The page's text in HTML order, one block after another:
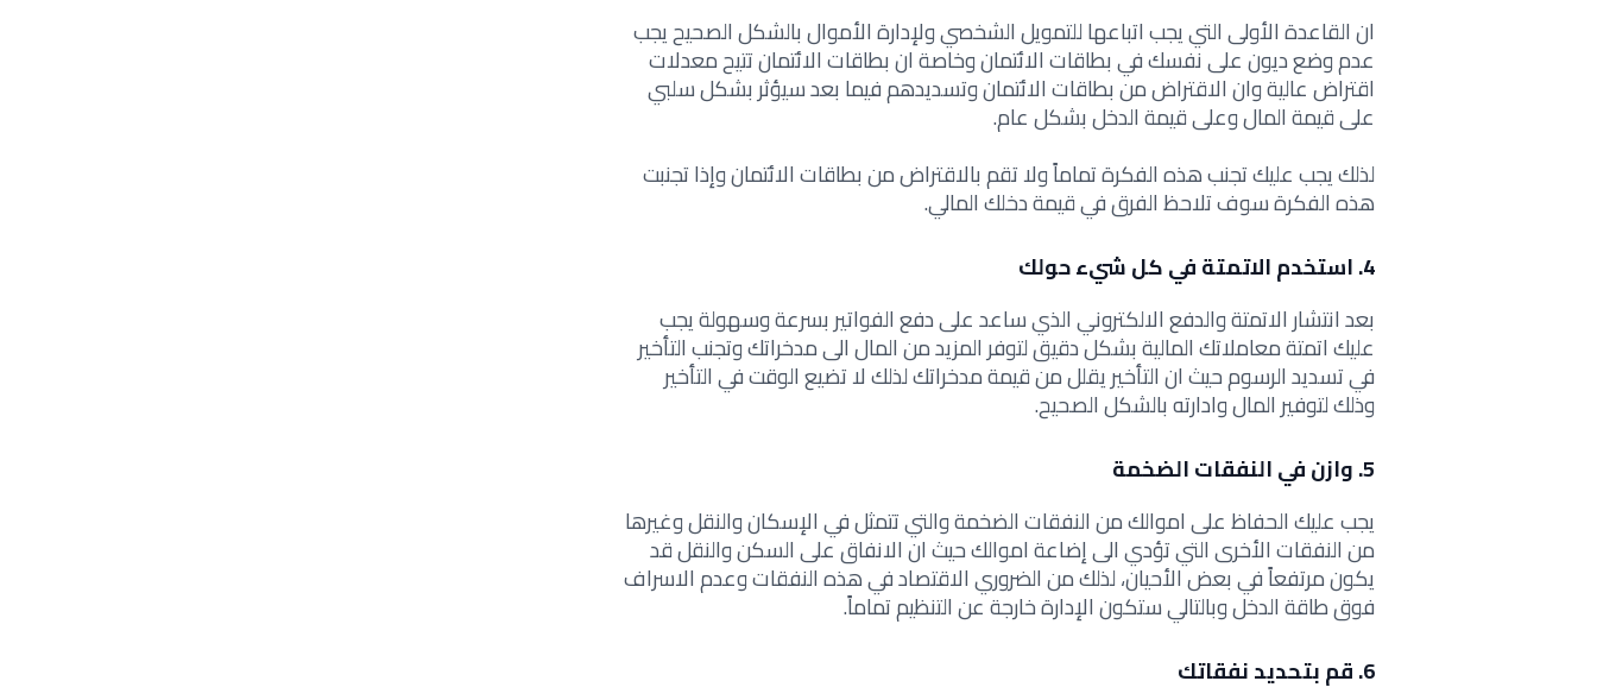
ان القاعدة الأولى التي يجب اتباعها للتمويل الشخصي ولإدارة الأموال بالشكل الصحيح يجب
عدم وضع ديون على نفسك في بطاقات الائتمان وخاصة ان بطاقات الائتمان تتيح معدلات
اقتراض عالية وان الاقتراض من بطاقات الائتمان وتسديدهم فيما بعد سيؤثر بشكل سلبي
على قيمة المال وعلى قيمة الدخل بشكل عام.
لذلك يجب عليك تجنب هذه الفكرة تماماً ولا تقم بالاقتراض من بطاقات الائتمان وإذا تجنبت
هذه الفكرة سوف تلاحظ الفرق في قيمة دخلك المالي.
4. استخدم الاتمتة في كل شيء حولك
بعد انتشار الاتمتة والدفع الالكتروني الذي ساعد على دفع الفواتير بسرعة وسهولة يجب
عليك اتمتة معاملاتك المالية بشكل دقيق لتوفر المزيد من المال الى مدخراتك وتجنب التأخير
في تسديد الرسوم حيث ان التأخير يقلل من قيمة مدخراتك لذلك لا تضيع الوقت في التأخير
وذلك لتوفير المال وادارته بالشكل الصحيح.
5. وازن في النفقات الضخمة
يجب عليك الحفاظ على اموالك من النفقات الضخمة والتي تتمثل في الإسكان والنقل وغيرها
من النفقات الأخرى التي تؤدي الى إضاعة اموالك حيث ان الانفاق على السكن والنقل قد
يكون مرتفعاً في بعض الأحيان،لذلك من الضروري الاقتصاد في هذه النفقات وعدم الاسراف
فوق طاقة الدخل وبالتالي ستكون الإدارة خارجة عن التنظيم تماماً.
6. قم بتحديد نفقاتك